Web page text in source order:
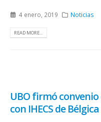
4 enero, 2019 Noticias
READ MORE...
UBO firmó
con IHECS de Bélgica